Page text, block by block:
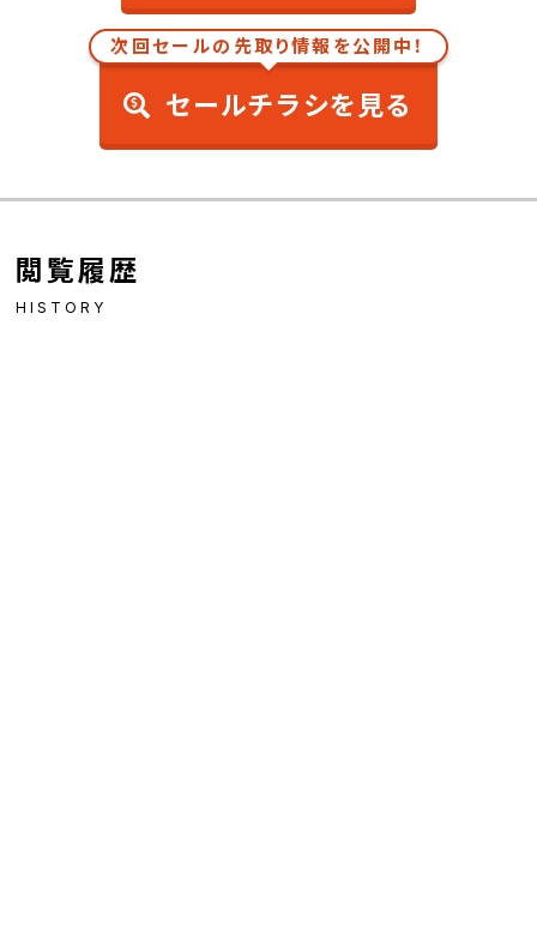
次回セールの先取り情報を公開中！
セールチラシを見る
閲覧履歴
HISTORY